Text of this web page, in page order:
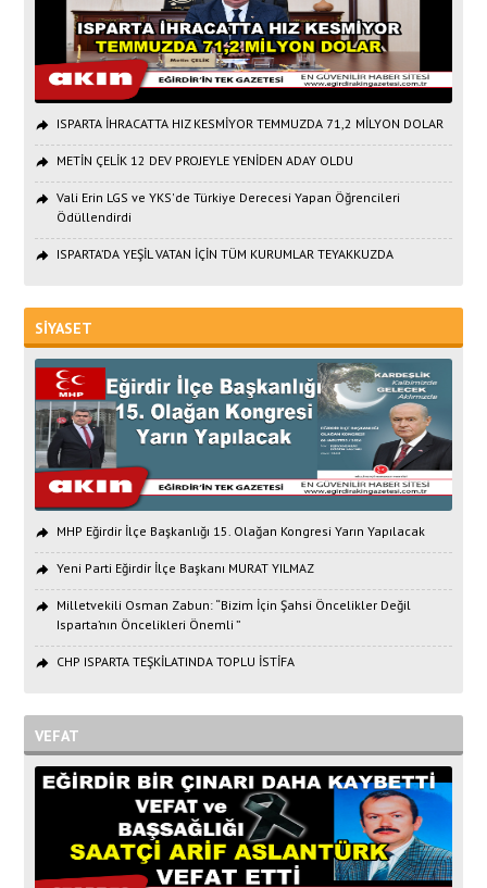
ISPARTA İHRACATTA HIZ KESMİYOR TEMMUZDA 71,2 MİLYON DOLAR
METİN ÇELİK 12 DEV PROJEYLE YENİDEN ADAY OLDU
Vali Erin LGS ve YKS'de Türkiye Derecesi Yapan Öğrencileri
Ödüllendirdi
ISPARTA’DA YEŞİL VATAN İÇİN TÜM KURUMLAR TEYAKKUZDA
SİYASET
MHP Eğirdir İlçe Başkanlığı 15. Olağan Kongresi Yarın Yapılacak
Yeni Parti Eğirdir İlçe Başkanı MURAT YILMAZ
Milletvekili Osman Zabun: “Bizim İçin Şahsi Öncelikler Değil
Isparta’nın Öncelikleri Önemli ”
CHP ISPARTA TEŞKİLATINDA TOPLU İSTİFA
VEFAT